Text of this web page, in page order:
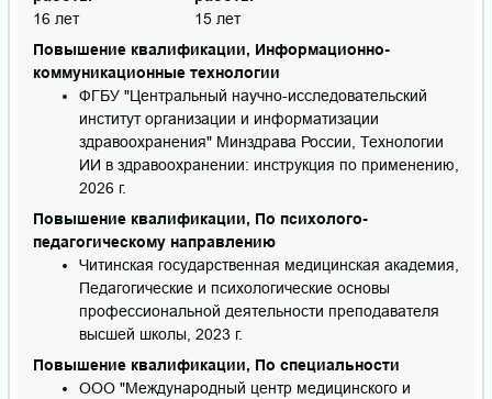
16 лет
15 лет
Повышение квалификации, Информационно-
коммуникационные технологии
ФГБУ "Центральный научно-исследовательский
институт организации и информатизации
здравоохранения" Минздрава России, Технологии
ИИ в здравоохранении: инструкция по применению,
2026 г.
Повышение квалификации, По психолого-
педагогическому направлению
Читинская государственная медицинская академия,
Педагогические и психологические основы
профессиональной деятельности преподавателя
высшей школы, 2023 г.
Повышение квалификации, По специальности
ООО "Международный центр медицинского и